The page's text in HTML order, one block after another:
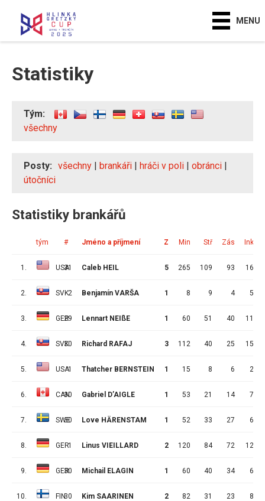
MENU
Statistiky
Tým:
všechny
Posty: všechny | brankáři | hráči v poli | obránci |
útočníci
Statistiky brankářů
tým # Jméno a příjmení Z Min Stř Zás Ink
1. USA
31 Caleb HEIL 5 265 109 93 16
2. SVK2 Benjamín VARŠA 1 8 9 4 5
3. GER
29 Lennart NEIßE 1 60 51 40 11
4. SVK30 Richard RAFAJ 3 112 40 25 15
5. USA1 Thatcher BERNSTEIN 1 15 8 6 2
6. CAN
30 Gabriel D’AIGLE 1 53 21 14 7
7. SWE
30 Love HÄRENSTAM 1 52 33 27 6
8. GER1 Linus VIEILLARD 2 120 84 72 12
9. GER
30 Michail ELAGIN 1 60 40 34 6
10. FIN30 Kim SAARINEN 2 82 31 23 8